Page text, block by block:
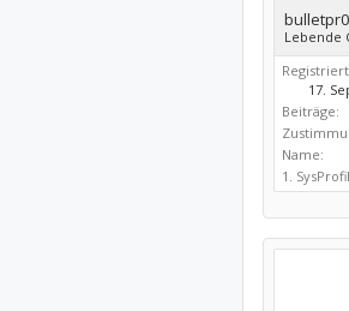
Lebende
17.
Beiträge:
Name:
1.